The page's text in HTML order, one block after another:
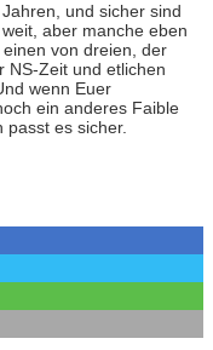
und sicher sind
aber manche eben
von dreien, der
NS-Zeit und etlichen
wenn Euer
ein anderes Faible
passt es sicher.